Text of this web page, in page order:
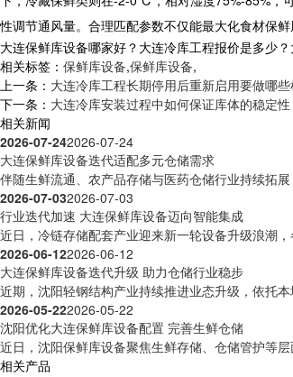
性调节通风量。合理匹配参数不仅能最大化食材保
大连保鲜库设备哪家好？大连冷库工程报价是多少
相关标签： 保鲜库设备,保鲜库设备,
上一条： 大连冷库工程长期停用后重新启用要做哪
下一条： 大连冷库安装过程中如何保证库体的稳定性
相关新闻
2026-07-242026-07-24
大连保鲜库设备迭代适配多元仓储需求
伴随生鲜流通、农产品存储与医药仓储行业持续拓
2026-07-032026-07-03
行业迭代加速 大连保鲜库设备迈向智能集成
近日，冷链存储配套产业迎来新一轮设备升级浪潮
2026-06-122026-06-12
大连保鲜库设备迭代升级 助力仓储行业稳步
近期，沈阳轻钢结构产业持续推进业态升级，依托
2026-05-222026-05-22
沈阳优化大连保鲜库设备配置 完善生鲜仓储
近日，沈阳保鲜库设备聚焦生鲜存储、仓储管护等
相关产品